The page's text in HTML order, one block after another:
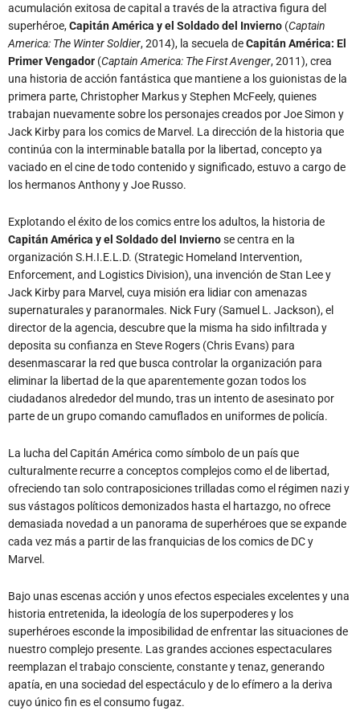
acumulación exitosa de capital a través de la atractiva figura del
superhéroe,Capitán América y el Soldado del Invierno (Captain
America: The Winter Soldier, 2014), la secuela deCapitán América: El
Primer Vengador (Captain America: The First Avenger, 2011), crea
una historia de acción fantástica que mantiene a los guionistas de la
primera parte, Christopher Markus y Stephen McFeely, quienes
trabajan nuevamente sobre los personajes creados por Joe Simon y
Jack Kirby para los comics de Marvel. La dirección de la historia que
continúa con la interminable batalla por la libertad, concepto ya
vaciado en el cine de todo contenido y significado, estuvo a cargo de
los hermanos Anthony y Joe Russo.
Explotando el éxito de los comics entre los adultos, la historia de
Capitán América y el Soldado del Inviernose centra en la
organización S.H.I.E.L.D. (Strategic Homeland Intervention,
Enforcement, and Logistics Division), una invención de Stan Lee y
Jack Kirby para Marvel, cuya misión era lidiar con amenazas
supernaturales y paranormales. Nick Fury (Samuel L. Jackson), el
director de la agencia, descubre que la misma ha sido infiltrada y
deposita su confianza en Steve Rogers (Chris Evans) para
desenmascarar la red que busca controlar la organización para
eliminar la libertad de la que aparentemente gozan todos los
ciudadanos alrededor del mundo, tras un intento de asesinato por
parte de un grupo comando camuflados en uniformes de policía.
La lucha del Capitán América como símbolo de un país que
culturalmente recurre a conceptos complejos como el de libertad,
ofreciendo tan solo contraposiciones trilladas como el régimen nazi y
sus vástagos políticos demonizados hasta el hartazgo, no ofrece
demasiada novedad a un panorama de superhéroes que se expande
cada vez más a partir de las franquicias de los comics de DC y
Marvel.
Bajo unas escenas acción y unos efectos especiales excelentes y una
historia entretenida, la ideología de los superpoderes y los
superhéroes esconde la imposibilidad de enfrentar las situaciones de
nuestro complejo presente. Las grandes acciones espectaculares
reemplazan el trabajo consciente, constante y tenaz, generando
apatía, en una sociedad del espectáculo y de lo efímero a la deriva
cuyo único fin es el consumo fugaz.